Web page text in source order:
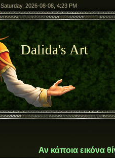
Saturday, 2026-08-08, 4:23 PM
Dalida's Art
Αν κάποια εικόνα